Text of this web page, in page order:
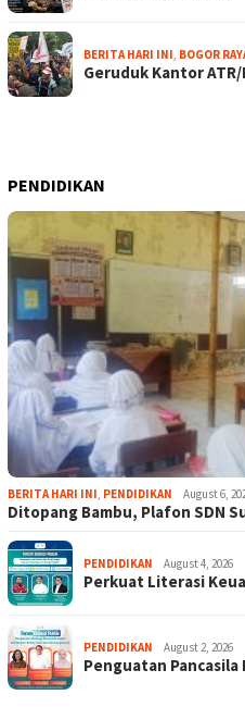
BERITA HARI INI BOGOR
Geruduk Kantor
PENDIDIKAN
BERITA HARI INI, PENDIDIKAN August 6,
Ditopang Bambu, Plafon SDN
PENDIDIKAN August 4, 2026
Perkuat Literasi
PENDIDIKAN August 2, 2026
Penguatan